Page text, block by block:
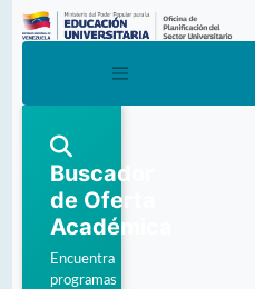
Buscador
de Oferta
Académica
Encuentra
programas